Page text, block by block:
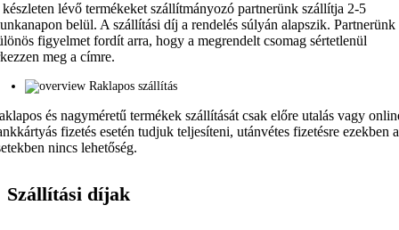
lévő termékeket szállítmányozó partnerünk szállítja 2-5
belül. A szállítási díj a rendelés súlyán alapszik. Partnerünk
figyelmet fordít arra, hogy a megrendelt csomag sértetlenül
meg a címre.
Raklapos szállítás
és nagyméretű termékek szállítását csak előre utalás vagy
fizetés esetén tudjuk teljesíteni, utánvétes fizetésre ezekben
nincs lehetőség.
Szállítási díjak